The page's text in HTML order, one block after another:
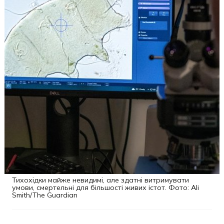
Тихохідки майже невидимі, але здатні витримувати
умови, смертельні для більшості живих істот. Фото: Ali
Smith/The Guardian